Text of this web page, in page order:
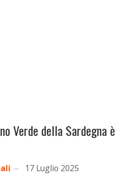
Verde della Sardegna è
17 Luglio 2025